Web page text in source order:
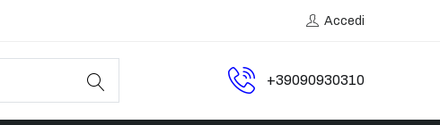
Accedi
+39090930310